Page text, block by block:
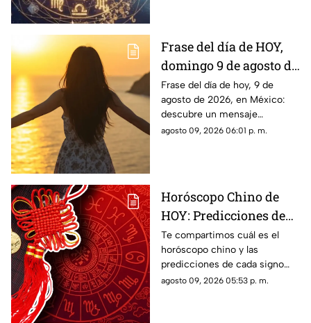
Frase del día de HOY,
domingo 9 de agosto de
2026: Mensajes para
reflexionar y compartir
Frase del día de hoy, 9 de
agosto de 2026, en México:
descubre un mensaje
inspirador para reflexionar y
agosto 09, 2026 06:01 p. m.
Horóscopo Chino de
HOY: Predicciones de
este domingo 9 de
agosto de 2026 para
cada signo del zodiaco
Te compartimos cuál es el
horóscopo chino y las
predicciones de cada signo
para el día de hoy, domingo 9
agosto 09, 2026 05:53 p. m.